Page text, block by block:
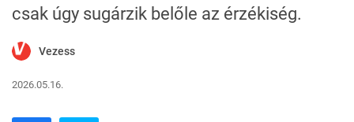
csak úgy sugárzik belőle az érzékiség.
Vezess
2026.05.16.